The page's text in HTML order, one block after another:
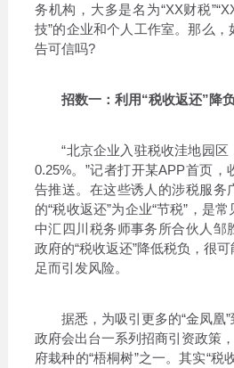
务机构，大多是名为“XX财税
技”的企业和个人工作室。那么
告可信吗?
招数一：利用“税收返还”降
“北京企业入驻税收洼地园区
0.25%。”记者打开某APP首页
告推送。在这些诱人的涉税服务
的“税收返还”为企业“节税”，是
中汇四川税务师事务所合伙人邹
政府的“税收返还”降低税负，很
足而引发风险。
据悉，为吸引更多的“金凤凰”
政府会出台一系列招商引资政策
府栽种的“梧桐树”之一。其实“税